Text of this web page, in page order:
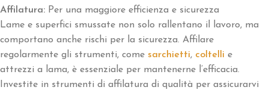
Affilatura: Per una maggiore efficienza e sicurezza
Lame e superfici smussate non solo rallentano il lavoro, ma
comportano anche rischi per la sicurezza. Affilare
regolarmente gli strumenti, come sarchietti, coltelli e
attrezzi a lama, è essenziale per mantenerne l’efficacia.
Investite in strumenti di affilatura di qualità per assicurarvi